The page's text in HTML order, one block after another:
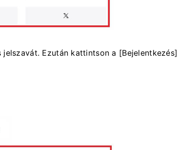
jelszavát. Ezután kattintson a [Bejelentkezés]